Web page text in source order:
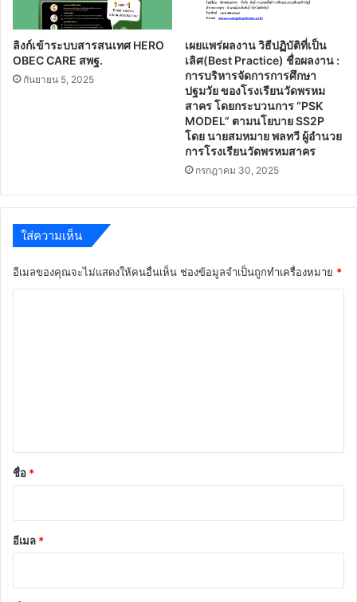
ลิงก์เข้าระบบสารสนเทศ HERO
OBEC CARE สพฐ.
กันยายน 5, 2025
เผยแพร่ผลงาน วิธีปฏิบัติที่เป็น
เลิศ(Best Practice) ชื่อผลงาน :
การบริหารจัดการการศึกษา
ปฐมวัย ของโรงเรียนวัดพรหม
สาคร โดยกระบวนการ “PSK
MODEL” ตามนโยบาย SS2P
โดย นายสมหมาย พลทวี ผู้อำนวย
การโรงเรียนวัดพรหมสาคร
กรกฎาคม 30, 2025
ใส่ความเห็น
อีเมลของคุณจะไม่แสดงให้คนอื่นเห็น ช่องข้อมูลจำเป็นถูกทำเครื่องหมาย *
*
ชื่อ *
อีเมล *